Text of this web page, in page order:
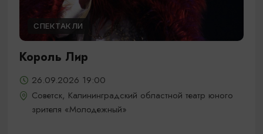
СПЕКТАКЛИ
Король Лир
26.09.2026 19:00
Советск, Калининградский областной театр юного
зрителя «Молодежный»